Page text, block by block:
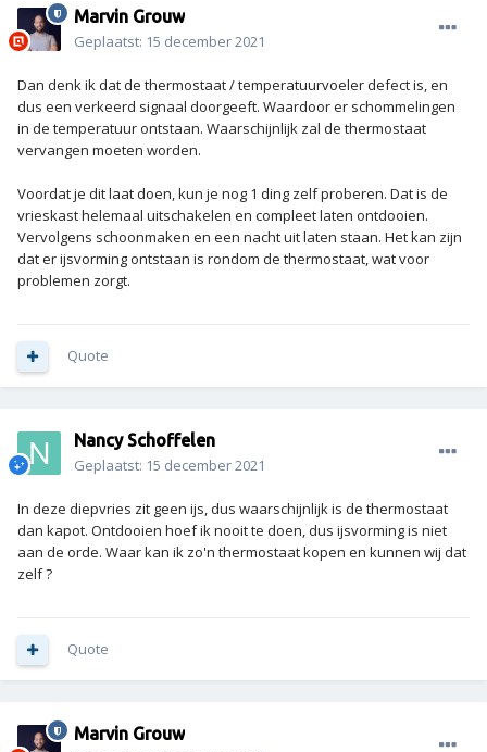
Marvin Grouw
Geplaatst: 15 december 2021
Dan denk ik dat de thermostaat / temperatuurvoeler defect is, en
dus een verkeerd signaal doorgeeft. Waardoor er schommelingen
in de temperatuur ontstaan. Waarschijnlijk zal de thermostaat
vervangen moeten worden.
Voordat je dit laat doen, kun je nog 1 ding zelf proberen. Dat is de
vrieskast helemaal uitschakelen en compleet laten ontdooien.
Vervolgens schoonmaken en een nacht uit laten staan. Het kan zijn
dat er ijsvorming ontstaan is rondom de thermostaat, wat voor
problemen zorgt.
Quote
Nancy Schoffelen
Geplaatst: 15 december 2021
In deze diepvries zit geen ijs, dus waarschijnlijk is de thermostaat
dan kapot. Ontdooien hoef ik nooit te doen, dus ijsvorming is niet
aan de orde. Waar kan ik zo'n thermostaat kopen en kunnen wij dat
zelf ?
Quote
Marvin Grouw